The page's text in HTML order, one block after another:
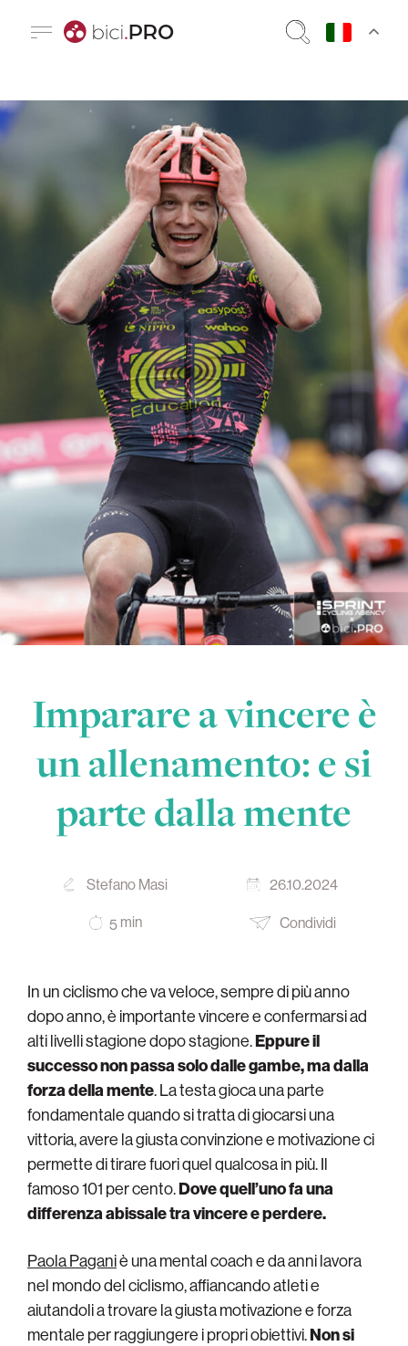
Imparare a vincere è
un allenamento: e si
parte dalla mente
Stefano Masi 26.10.2024
5 min Condividi
In un ciclismo che va veloce, sempre di più anno
dopo anno, è importante vincere e confermarsi ad
alti livelli stagione dopo stagione.Eppure il
successo non passa solo dalle gambe, ma dalla
forza della mente. La testa gioca una parte
fondamentale quando si tratta di giocarsi una
vittoria, avere la giusta convinzione e motivazione ci
permette di tirare fuori quel qualcosa in più. Il
famoso 101 per cento.Dove quell’uno fa una
differenza abissale tra vincere e perdere.
Paola Paganiè una mental coach e da anni lavora
nel mondo del ciclismo, affiancando atleti e
aiutandoli a trovare la giusta motivazione e forza
mentale per raggiungere i propri obiettivi.Non si